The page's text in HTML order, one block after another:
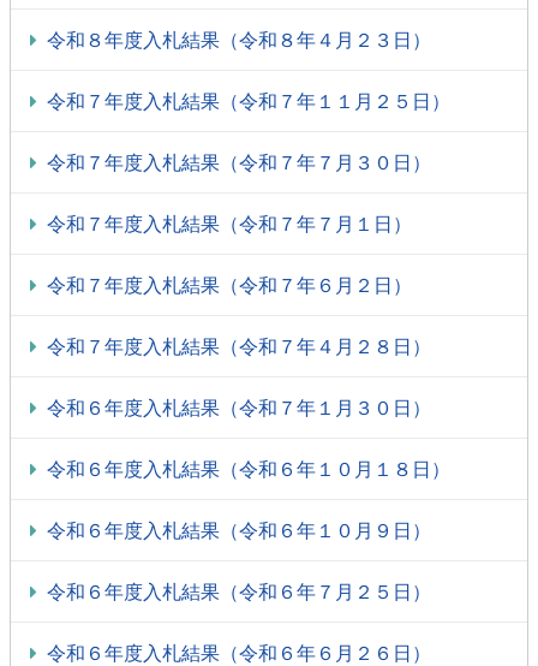
令和８年度入札結果（令和８年４月２３日）
令和７年度入札結果（令和７年１１月２５日）
令和７年度入札結果（令和７年７月３０日）
令和７年度入札結果（令和７年７月１日）
令和７年度入札結果（令和７年６月２日）
令和７年度入札結果（令和７年４月２８日）
令和６年度入札結果（令和７年１月３０日）
令和６年度入札結果（令和６年１０月１８日）
令和６年度入札結果（令和６年１０月９日）
令和６年度入札結果（令和６年７月２５日）
令和６年度入札結果（令和６年６月２６日）